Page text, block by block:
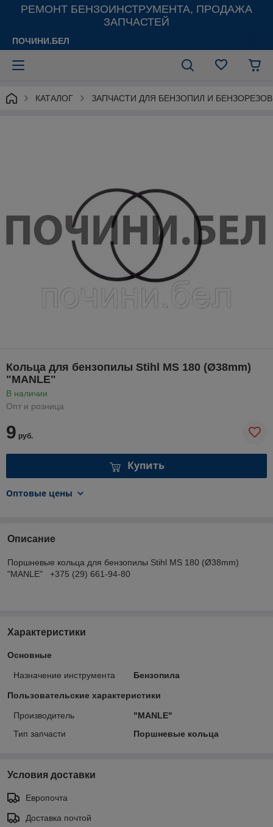
РЕМОНТ БЕНЗОИНСТРУМЕНТА, ПРОДАЖА
ЗАПЧАСТЕЙ
ПОЧИНИ.БЕЛ
КАТАЛОГ ЗАПЧАСТИ ДЛЯ БЕНЗОПИЛ И БЕНЗОРЕЗОВ
Кольца для бензопилы Stihl MS 180 (Ø38mm)
"MANLE"
В наличии
Опт и розница
9 руб.
Купить
Оптовые цены
Описание
Поршневые кольца для бензопилы Stihl MS 180 (Ø38mm)
"MANLE" +375 (29) 661-94-80
Характеристики
Основные
Назначение инструмента Бензопила
Пользовательские характеристики
Производитель
"MANLE"
Тип запчасти
Поршневые кольца
Условия доставки
Европочта
Доставка почтой